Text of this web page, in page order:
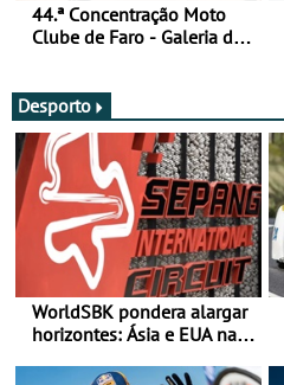
44.ª Concentração Moto
Clube de Faro - Galeria de
Desporto
WorldSBK pondera alargar
horizontes: Ásia e EUA na